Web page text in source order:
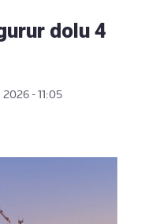
dolu 4
- 11:05